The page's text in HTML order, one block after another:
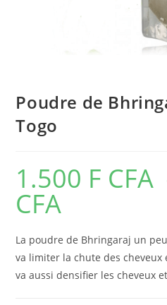
Poudre de
Togo
1.500 F CFA
CFAprix :
CFA
à
4.500 F
CFA
La poudre de Bhringaraj un
va limiter la chute des cheveux
va aussi densifier les cheveux